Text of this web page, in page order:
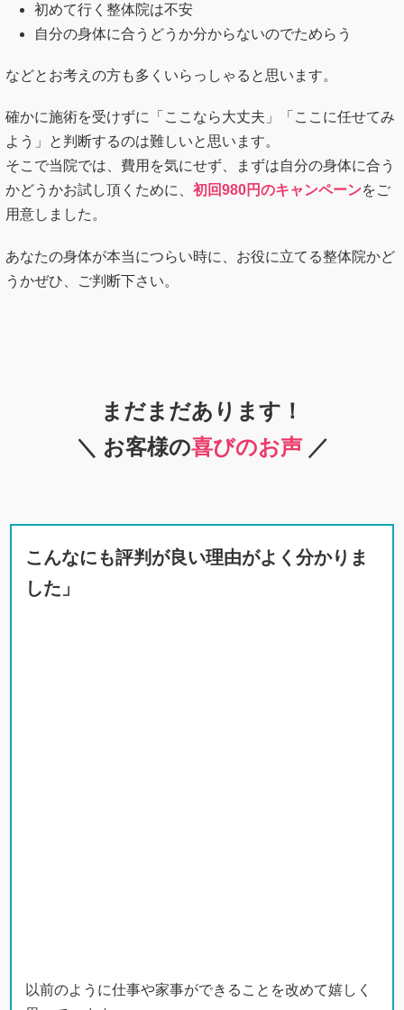
初めて行く整体院は不安
自分の身体に合うどうか分からないのでためらう
などとお考えの方も多くいらっしゃると思います。
確かに施術を受けずに「ここなら大丈夫」「ここに任せてみ
よう」と判断するのは難しいと思います。
そこで当院では、費用を気にせず、まずは自分の身体に合う
かどうかお試し頂くために、 初回980円のキャンペーンをご
用意しました。
あなたの身体が本当につらい時に、お役に立てる整体院かど
うかぜひ、ご判断下さい。
まだまだあります！
＼ お客様の喜びのお声／
こんなにも評判が良い理由がよく分かりま
した」
以前のように仕事や家事ができることを改めて嬉しく